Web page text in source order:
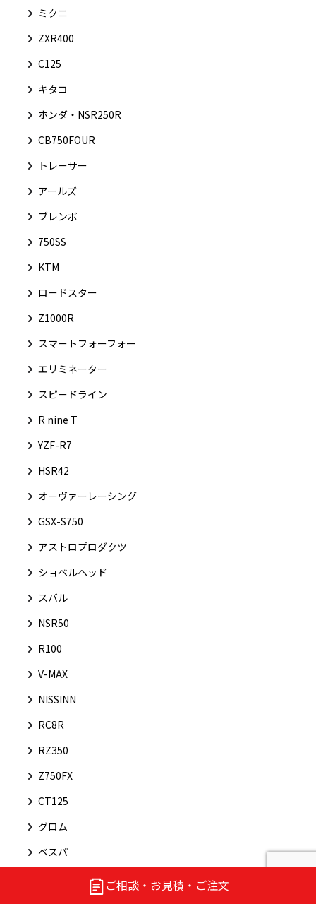
ご相談・お見積・ご注文
ミクニ
ZXR400
C125
キタコ
ホンダ・NSR250R
CB750FOUR
トレーサー
アールズ
ブレンボ
750SS
KTM
ロードスター
Z1000R
スマートフォーフォー
エリミネーター
スピードライン
R nine T
YZF-R7
HSR42
オーヴァーレーシング
GSX-S750
アストロプロダクツ
ショベルヘッド
スバル
NSR50
R100
V-MAX
NISSINN
RC8R
RZ350
Z750FX
CT125
グロム
ベスパ
VTR1000SP2